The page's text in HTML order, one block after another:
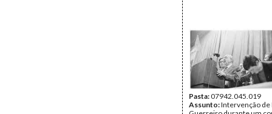
Pasta:07942.045.019
Assunto:Intervenção de